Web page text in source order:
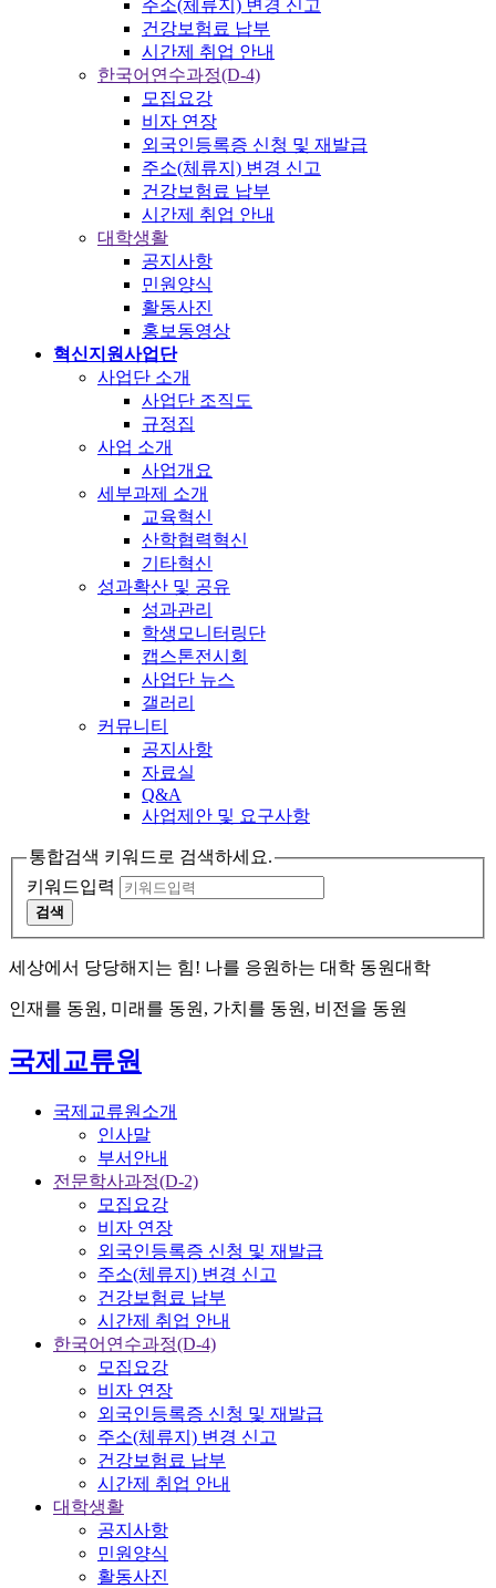
주소(체류지) 변경 신고
건강보험료 납부
시간제 취업 안내
한국어연수과정(D-4)
모집요강
비자 연장
외국인등록증 신청 및 재발급
주소(체류지) 변경 신고
건강보험료 납부
시간제 취업 안내
대학생활
공지사항
민원양식
활동사진
홍보동영상
혁신지원사업단
사업단 소개
사업단 조직도
규정집
사업 소개
사업개요
세부과제 소개
교육혁신
산학협력혁신
기타혁신
성과확산 및 공유
성과관리
학생모니터링단
캡스톤전시회
사업단 뉴스
갤러리
커뮤니티
공지사항
자료실
Q&A
사업제안 및 요구사항
통합검색 키워드로 검색하세요.
키워드입력
검색
세상에서 당당해지는 힘! 나를 응원하는 대학 동원대학
인재를 동원, 미래를 동원, 가치를 동원, 비전을 동원
국제교류원
국제교류원소개
인사말
부서안내
전문학사과정(D-2)
모집요강
비자 연장
외국인등록증 신청 및 재발급
주소(체류지) 변경 신고
건강보험료 납부
시간제 취업 안내
한국어연수과정(D-4)
모집요강
비자 연장
외국인등록증 신청 및 재발급
주소(체류지) 변경 신고
건강보험료 납부
시간제 취업 안내
대학생활
공지사항
민원양식
활동사진